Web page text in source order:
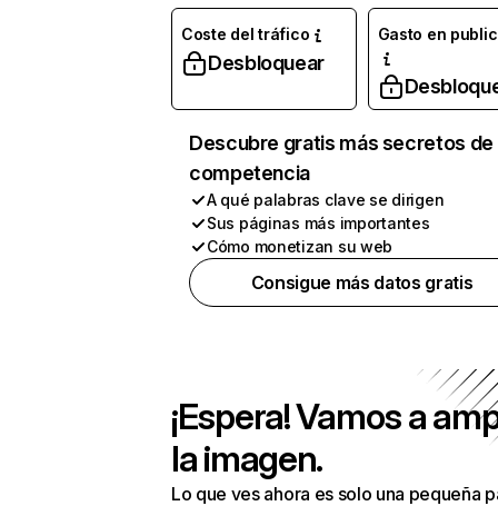
Coste del tráfico
Desbloquear
Gasto en
Descubre gratis más secretos de
competencia
A qué palabras clave se dirigen
Sus páginas más importantes
Cómo monetizan su web
Consigue más datos gratis
¡Espera! Vamos a
la imagen.
Lo que ves ahora es solo una pequeña